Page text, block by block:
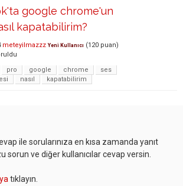
google chrome'un
kapatabilirim?
meteyilmazzz Yeni Kullanıcı (120 puan)
pro google chrome
ses
nasıl kapatabilirim
ile sorularınıza en kısa zamanda yanıt
sorun ve diğer kullanıcılar cevap versin.
tıklayın.